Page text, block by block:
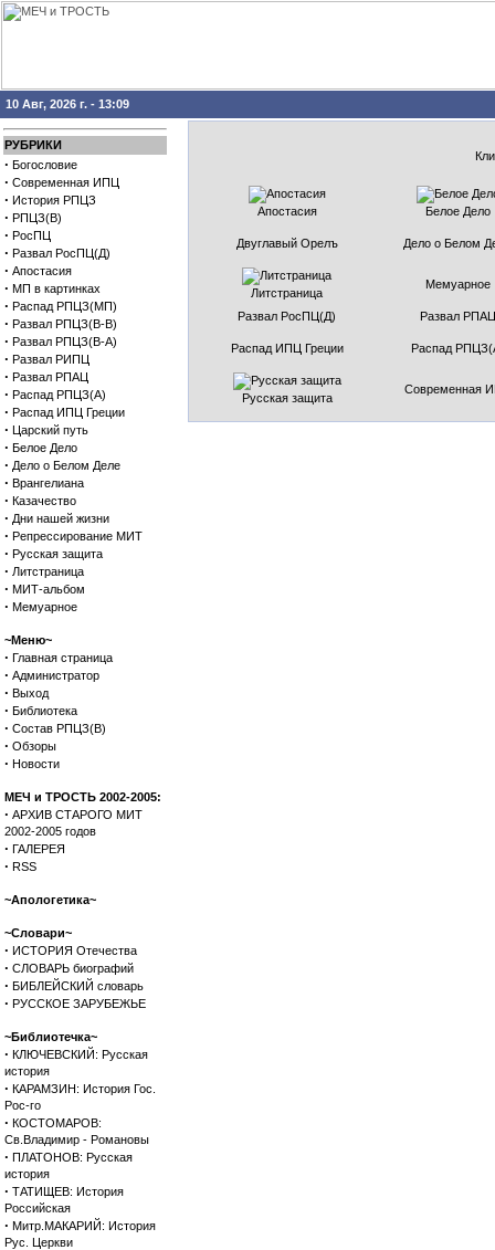
10 Авг, 2026 г. - 13:09
РУБРИКИ
· Богословие
· Современная ИПЦ
· История РПЦЗ
· РПЦЗ(В)
· РосПЦ
· Развал РосПЦ(Д)
· Апостасия
· МП в картинках
· Распад РПЦЗ(МП)
· Развал РПЦЗ(В-В)
· Развал РПЦЗ(В-А)
· Развал РИПЦ
· Развал РПАЦ
· Распад РПЦЗ(А)
· Распад ИПЦ Греции
· Царский путь
· Белое Дело
· Дело о Белом Деле
· Врангелиана
· Казачество
· Дни нашей жизни
· Репрессирование МИТ
· Русская защита
· Литстраница
· МИТ-альбом
· Мемуарное
~Меню~
· Главная страница
· Администратор
· Выход
· Библиотека
· Состав РПЦЗ(В)
· Обзоры
· Новости
МЕЧ и ТРОСТЬ 2002-2005:
· АРХИВ СТАРОГО МИТ
2002-2005 годов
· ГАЛЕРЕЯ
· RSS
~Апологетика~
~Словари~
· ИСТОРИЯ Отечества
· СЛОВАРЬ биографий
· БИБЛЕЙСКИЙ словарь
· РУССКОЕ ЗАРУБЕЖЬЕ
~Библиотечка~
· КЛЮЧЕВСКИЙ: Русская
история
· КАРАМЗИН: История Гос.
Рос-го
· КОСТОМАРОВ:
Св.Владимир - Романовы
· ПЛАТОНОВ: Русская
история
· ТАТИЩЕВ: История
Российская
· Митр.МАКАРИЙ: История
Рус. Церкви
Апостасия Белое Дело
Двуглавый Орелъ Дело о Белом
Литстраница
Мемуарное
Развал РосПЦ(Д) Развал РПАЦ
Распад ИПЦ Греции Распад
Русская защита
Современная